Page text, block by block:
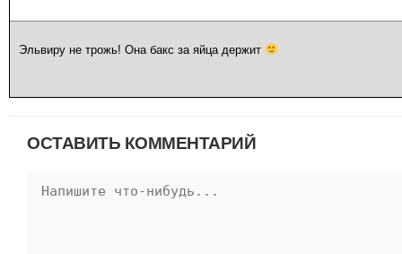
Эльвиру не трожь! Она бакс за яйца держит
ОСТАВИТЬ КОММЕНТАРИЙ